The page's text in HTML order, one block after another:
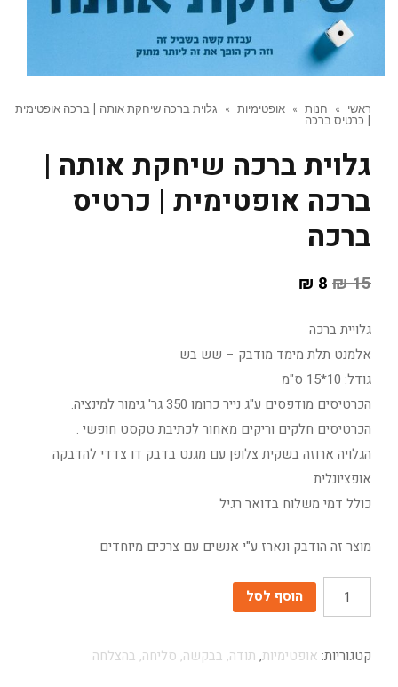
ראשי » חנות » אופטימיות »
גלוית ברכה שיחקת אותה | ברכה אופטימית
| כרטיס ברכה
גלוית ברכה שיחקת אותה |
ברכה אופטימית | כרטיס
ברכה
15
₪
8
₪
גלויית ברכה
אלמנט תלת מימד מודבק – שש בש
גודל: 10*15 ס"מ
הכרטיסים מודפסים ע"ג נייר כרומו 350 גר' גימור למינציה.
הכרטיסים חלקים וריקים מאחור לכתיבת טקסט חופשי .
הגלויה ארוזה בשקית צלופן עם מגנט בדבק דו צדדי להדבקה
אופציונלית
כולל דמי משלוח בדואר רגיל
מוצר זה הודבק ונארז ע"י אנשים עם צרכים מיוחדים
כמות הוסף לסל
קטגוריות: אופטימיות, תודה, בבקשה, סליחה, בהצלחה